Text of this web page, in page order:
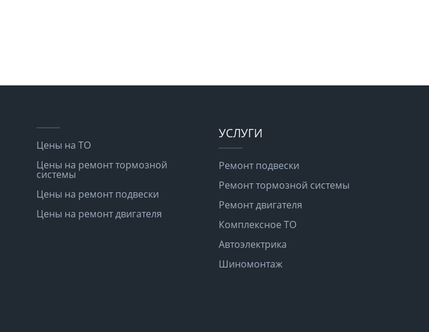
Цены на ТО
Цены на ремонт тормозной
системы
Цены на ремонт подвески
Цены на ремонт двигателя
УСЛУГИ
Ремонт подвески
Ремонт тормозной системы
Ремонт двигателя
Комплексное ТО
Автоэлектрика
Шиномонтаж